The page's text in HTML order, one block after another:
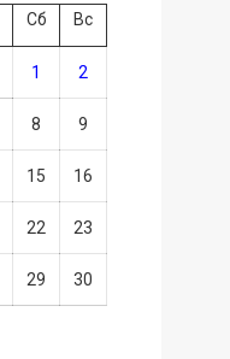
Сб Вс
1 2
8 9
15 16
22 23
29 30